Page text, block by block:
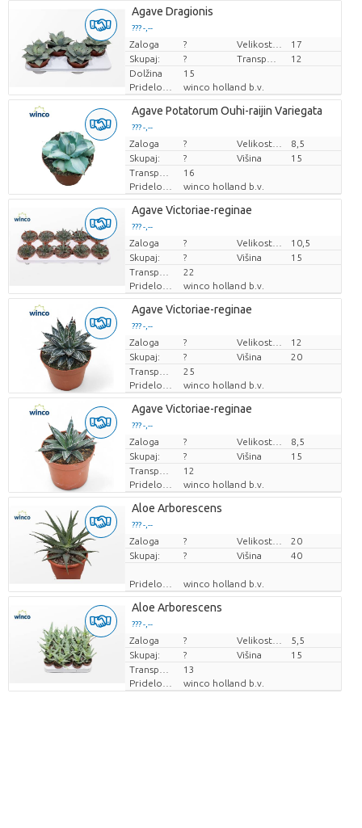
Agave Dragionis
??? -,--
Cena za kos
Zaloga ?
17
Skupaj:
?
12
Dolžina
15
winco holland b.v.
Agave Potatorum Ouhi-raijin Variegata
??? -,--
Cena za kos
Zaloga ?
8,5
Skupaj:
? Višina
15
16
winco holland b.v.
Agave Victoriae-reginae
??? -,--
Cena za kos
Zaloga ?
10,5
Skupaj:
? Višina
15
22
winco holland b.v.
Agave Victoriae-reginae
??? -,--
Cena za kos
Zaloga ?
12
Skupaj:
? Višina
20
25
winco holland b.v.
Agave Victoriae-reginae
??? -,--
Cena za kos
Zaloga ?
8,5
Skupaj:
? Višina
15
12
winco holland b.v.
Aloe Arborescens
??? -,--
Cena za kos
Zaloga ?
20
Skupaj:
? Višina 40
winco holland b.v.
Aloe Arborescens
??? -,--
Cena za kos
Zaloga ?
5,5
Skupaj:
? Višina
15
13
winco holland b.v.